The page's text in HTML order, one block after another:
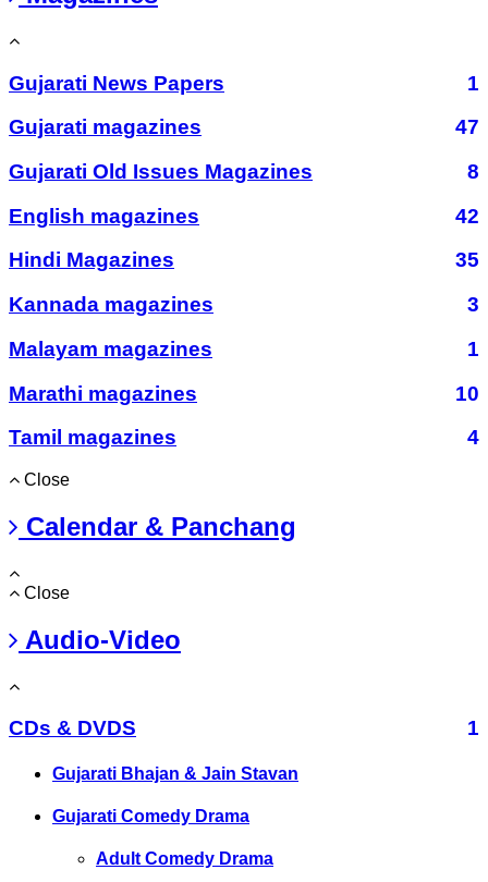
Gujarati News Papers
1
Gujarati magazines
47
Gujarati Old Issues Magazines
8
English magazines
42
Hindi Magazines
35
Kannada magazines
3
Malayam magazines
1
Marathi magazines
10
Tamil magazines
4
Close
Calendar & Panchang
Close
Audio-Video
CDs & DVDS 1
Gujarati Bhajan & Jain Stavan
Gujarati Comedy Drama
Adult Comedy Drama